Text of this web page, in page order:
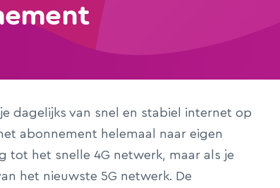
dagelijks van snel en stabiel internet op
abonnement helemaal naar eigen
tot het snelle 4G netwerk, maar als je
het nieuwste 5G netwerk. De